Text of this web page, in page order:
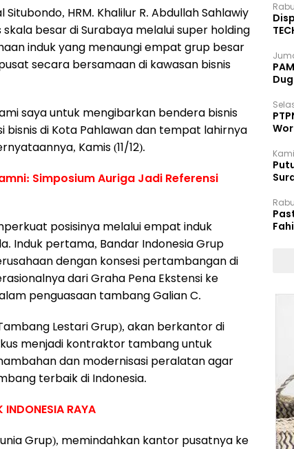
HRM. Khalilur R. Abdullah Sahlawiy
besar di Surabaya melalui super holding
induk yang menaungi empat grup besar
secara bersamaan di kawasan bisnis
saya untuk mengibarkan bendera bisnis
bisnis di Kota Pahlawan dan tempat lahirnya
Kamis (11/12).
Simposium Auriga Jadi Referensi
posisinya melalui empat induk
Induk pertama, Bandar Indonesia Grup
dengan konsesi pertambangan di
dari Graha Pena Ekstensi ke
penguasaan tambang Galian C.
Lestari Grup), akan berkantor di
menjadi kontraktor tambang untuk
dan modernisasi peralatan agar
terbaik di Indonesia.
INDONESIA RAYA
Grup), memindahkan kantor pusatnya ke